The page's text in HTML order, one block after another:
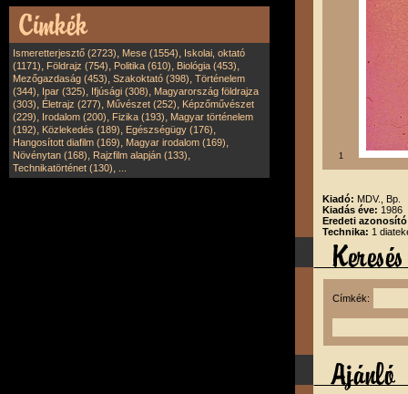
Ismeretterjesztő (2723), Mese (1554), Iskolai, oktató
(1171), Földrajz (754), Politika (610), Biológia (453),
Mezőgazdaság (453), Szakoktató (398), Történelem
(344), Ipar (325), Ifjúsági (308), Magyarország földrajza
(303), Életrajz (277), Művészet (252), Képzőművészet
(229), Irodalom (200), Fizika (193), Magyar történelem
(192), Közlekedés (189), Egészségügy (176),
Hangosított diafilm (169), Magyar irodalom (169),
Növénytan (168), Rajzfilm alapján (133),
Technikatörténet (130),
1
Kiadó: MDV., Bp.
Kiadás éve: 1986
Eredeti
Technika: 1
Címkék: